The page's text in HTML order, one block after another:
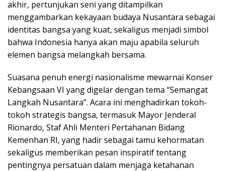
akhir, pertunjukan seni yang ditampilkan
menggambarkan kekayaan budaya Nusantara sebagai
identitas bangsa yang kuat, sekaligus menjadi simbol
bahwa Indonesia hanya akan maju apabila seluruh
elemen bangsa melangkah bersama.
Suasana penuh energi nasionalisme mewarnai Konser
Kebangsaan VI yang digelar dengan tema “Semangat
Langkah Nusantara”. Acara ini menghadirkan tokoh-
tokoh strategis bangsa, termasuk Mayor Jenderal
Rionardo, Staf Ahli Menteri Pertahanan Bidang
Kemenhan RI, yang hadir sebagai tamu kehormatan
sekaligus memberikan pesan inspiratif tentang
pentingnya persatuan dalam menjaga ketahanan